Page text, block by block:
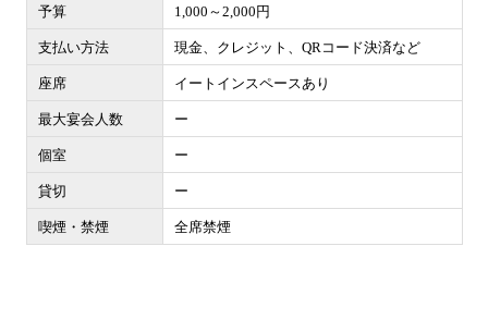
予算 1,000～2,000円
支払い方法 現金、クレジット、QRコード決済など
座席 イートインスペースあり
最大宴会人数 ー
個室 ー
貸切 ー
喫煙・禁煙 全席禁煙